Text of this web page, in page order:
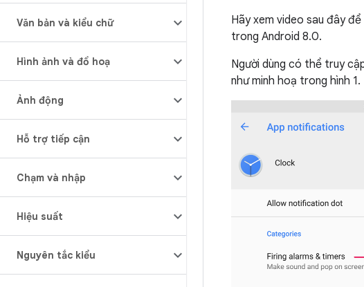
Văn bản và kiểu chữ
Hình ảnh và đồ hoạ
Ảnh động
Hỗ trợ tiếp cận
Chạm và nhập
Hiệu suất
Nguyên tắc kiểu
Hãy xem video sau đây
trong Android 8.0.
Người dùng có thể truy
như minh hoạ trong hình 1.